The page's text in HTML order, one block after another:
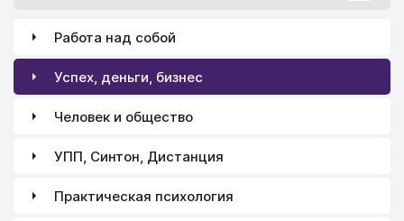
Работа над собой
Успех, деньги, бизнес
Человек и общество
УПП, Синтон, Дистанция
Практическая психология